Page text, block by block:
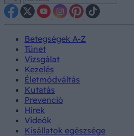
Betegségek A-Z
Tünet
Vizsgálat
Kezelés
Életmódváltás
Kutatás
Prevenció
Hírek
Videók
Kisállatok egészsége